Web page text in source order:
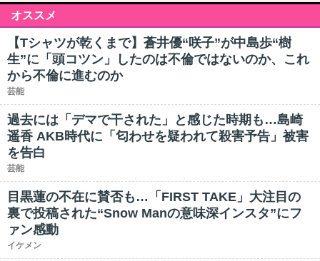
オススメ
【Tシャツが乾くまで】蒼井優“咲子”が中島歩“樹
生”に「頭コツン」したのは不倫ではないのか、これ
から不倫に進むのか
芸能
過去には「デマで干された」と感じた時期も…島崎
遥香 AKB時代に「匂わせを疑われて殺害予告」被害
を告白
芸能
目黒蓮の不在に賛否も…「FIRST TAKE」大注目の
裏で投稿された“Snow Manの意味深インスタ”にフ
ァン感動
イケメン